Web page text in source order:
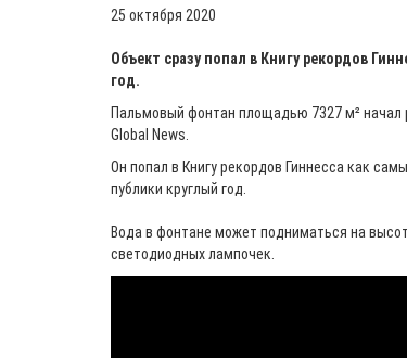
25 октября 2020
Объект сразу попал в Книгу рекордов
год.
Пальмовый фонтан площадью 7327 м² начал
Global News.
Он попал в Книгу рекордов Гиннесса как
публики круглый год.
Вода в фонтане может подниматься на
светодиодных лампочек.